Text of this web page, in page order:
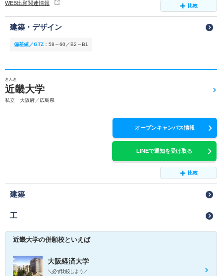
WEB出願関連情報 比較
建築・デザイン
偏差値／GTZ ： 58～60／B2～B1
きんき
近畿大学
私立 大阪府／広島県
オープンキャンパス情報
LINEで通知を受け取る
比較
建築
工
近畿大学の併願校といえば
大阪経済大学
＼必ず比較しよう／